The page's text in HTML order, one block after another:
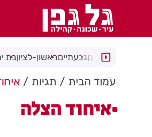
רמת גןגבעתייםראשון-לציוןבת
עמוד הבית תגיות
איחוד הצלה